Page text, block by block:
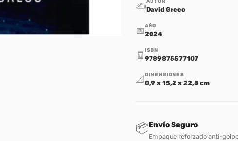
✍️AUTOR
David Greco
📅AÑO
2024
🧾 ISBN
9789875577107
📐 DIMENSIONES
0,9 × 15,2 × 22,8 cm
📦Envío Seguro
Empaque reforzado anti-